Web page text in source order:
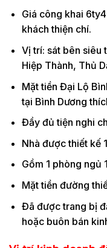
Giá công khai
khách thiện chí.
Vị trí: sát bên siêu
Hiệp Thành, Thủ
Mặt tiền Đại Lộ
tại Bình Dương
Đầy đủ tiện nghi
Nhà được thiết kế
Gồm 1 phòng ngủ
Mặt tiền đường
Đã được trang bị
hoặc buôn bán